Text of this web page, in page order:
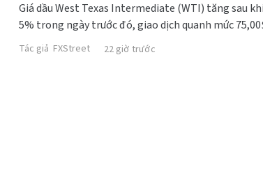
Giá dầu West Texas Intermediate (WTI) tăng sau
5% trong ngày trước đó, giao dịch quanh mức
vào thứ Tư.
Tác giả FXStreet 22 giờ trước